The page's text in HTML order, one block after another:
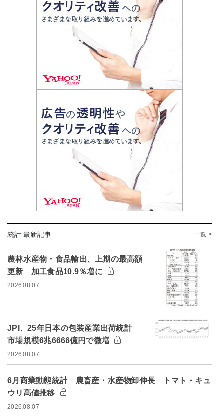
統計 最新記事 一覧 >
農林水産物・食品輸出、上期の最高額
更新 加工食品10.9％増に
2026.08.07
JPI、25年日本の包装産業出荷統計
市場規模6兆6666億円で微増
2026.08.07
6月商業動態統計 農畜産・水産物卸伸長 トマト・キュ
ウリ高値推移
2026.08.07